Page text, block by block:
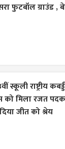
फुटबॉल ग्राउंड ,
स्कूली राष्ट्रीय
को मिला रजत
जीत को श्रेय